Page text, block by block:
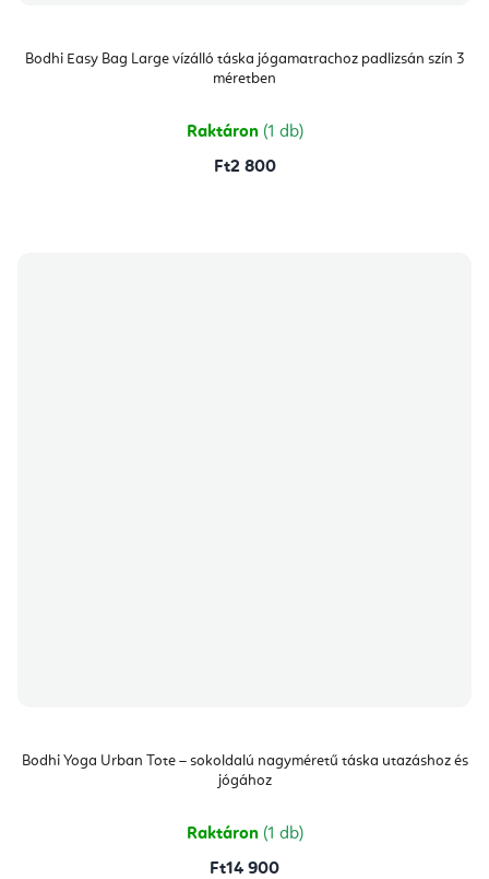
Bodhi Easy Bag Large vízálló táska jógamatrachoz padlizsán szín 3
méretben
Raktáron (1 db)
Ft2 800
Bodhi Yoga Urban Tote – sokoldalú nagyméretű táska utazáshoz és
jógához
Raktáron (1 db)
Ft14 900